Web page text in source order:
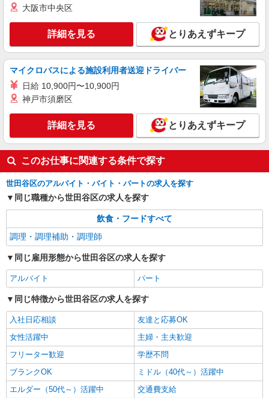
調理補助【アルバイト・パート】
時給1,300円以上 試用期間中 時給1,300円以上
(試用期間2ヶ月) 残業が発生した場合、残業代を1
分単位で別途支給します。
芦花翠風邸 （東京都世田谷区南烏山1-1017
芦花翠風邸）
キープ 詳細を見る
大阪市中央区
詳細を見る とりあえずキープ
マイクロバスによる施設利用者送迎ドライバー
日給 10,900円〜10,900円
神戸市須磨区
詳細を見る とりあえずキープ
このお仕事に関連する条件で探す
世田谷区のアルバイト・バイト・パートの求人を探す
同じ職種から世田谷区の求人を探す
飲食・フードすべて
調理・調理補助・調理師
同じ雇用形態から世田谷区の求人を探す
アルバイト パート
同じ特徴から世田谷区の求人を探す
入社日応相談
友達と応募OK
女性活躍中
主婦・主夫歓迎
フリーター歓迎
学歴不問
ブランクOK
ミドル（40代～）活躍中
エルダー（50代～）活躍中
交通費支給